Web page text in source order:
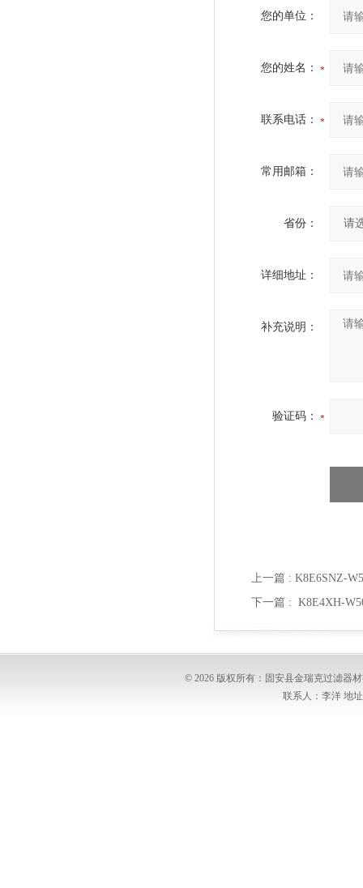
您的单位：
您的姓名：
联系电话：
常用邮箱：
省份：
详细地址：
补充说明：
验证码：
上一篇 : K8E6SNZ-
下一篇 : K8E4XH-
© 2026 版权所有：固安县金瑞克过滤器
联系人：李洋 地